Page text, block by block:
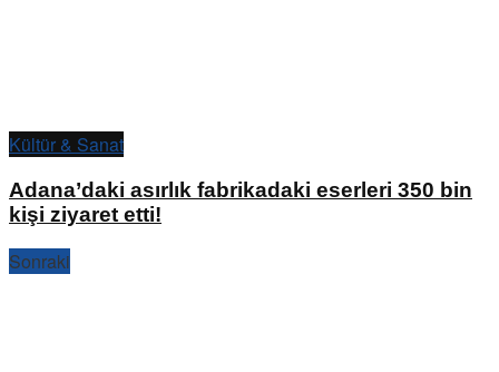
Kültür & Sanat
Adana’daki asırlık fabrikadaki eserleri 350 bin
kişi ziyaret etti!
Sonraki